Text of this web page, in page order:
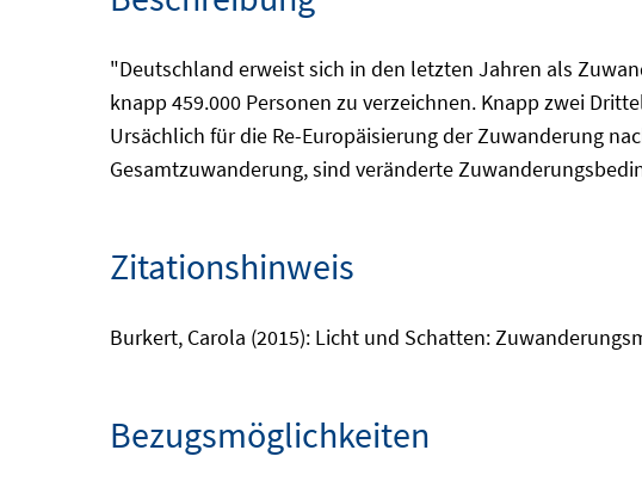
"Deutschland erweist sich in den letzten Jahren als
knapp 459.000 Personen zu verzeichnen. Knapp zwei
Ursächlich für die Re-Europäisierung der Zuwanderung
Gesamtzuwanderung, sind veränderte
Zitationshinweis
Burkert, Carola (2015): Licht und Schatten:
Bezugsmöglichkeiten